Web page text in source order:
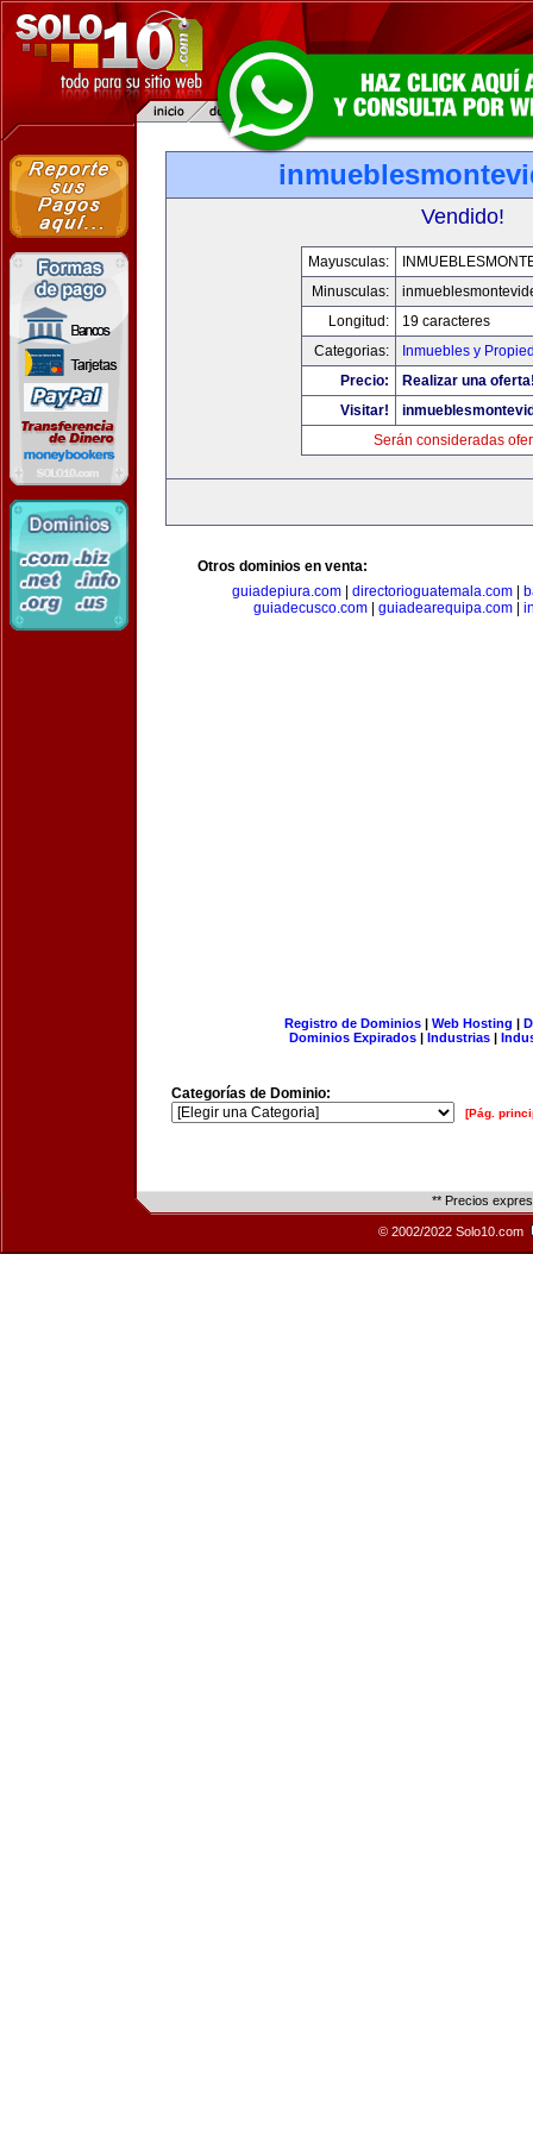
Vendido!
Mayusculas:
Minusculas:
Longitud:
19 caracteres
Categorias:
Inmuebles y
Precio:
Realizar una
Visitar!
Serán consideradas
Otros dominios en venta:
guiadepiura.com
directorioguatemala.com
guiadecusco.com| guiadearequipa.com|
Registro de Dominios| Web Hosting |
Dominios Expirados | Industrias |
Categorías de Dominio:
[Pág.
** Precios
© 2002/2022 Solo10.com